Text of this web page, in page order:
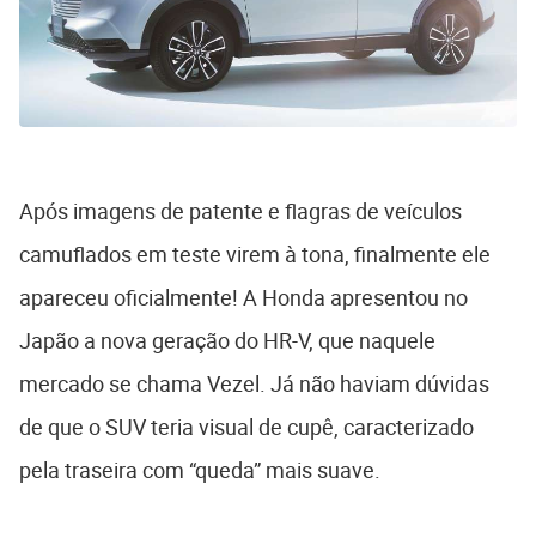
Após imagens de patente e flagras de veículos
camuflados em teste virem à tona, finalmente ele
apareceu oficialmente! A Honda apresentou no
Japão a nova geração do HR-V, que naquele
mercado se chama Vezel. Já não haviam dúvidas
de que o SUV teria visual de cupê, caracterizado
pela traseira com “queda” mais suave.